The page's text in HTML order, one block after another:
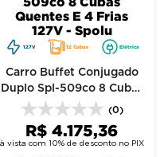
127V 12 Cubas Elétrica
Carro Buffet Conjugado
Duplo Spl-509co 8 Cubas
Quentes E 4 Frias 127V -
(0)
R$ 4.175,36
à vista com 10% de desconto no PIX